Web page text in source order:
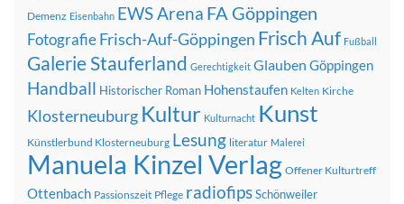
Demenz Eisenbahn EWS Arena FA Göppingen
FotografieFrisch-Auf-Göppingen Frisch Auf Fußball
Galerie Stauferland Gerechtigkeit Glauben Göppingen
Handball Historischer Roman Hohenstaufen Kelten Kirche
Klosterneuburg Kultur Kulturnacht Kunst
Künstlerbund Klosterneuburg Lesung literatur Malerei
Manuela Kinzel Verlag Offener Kulturtreff
Ottenbach Passionszeit Pflege radiofipsSchönweiler